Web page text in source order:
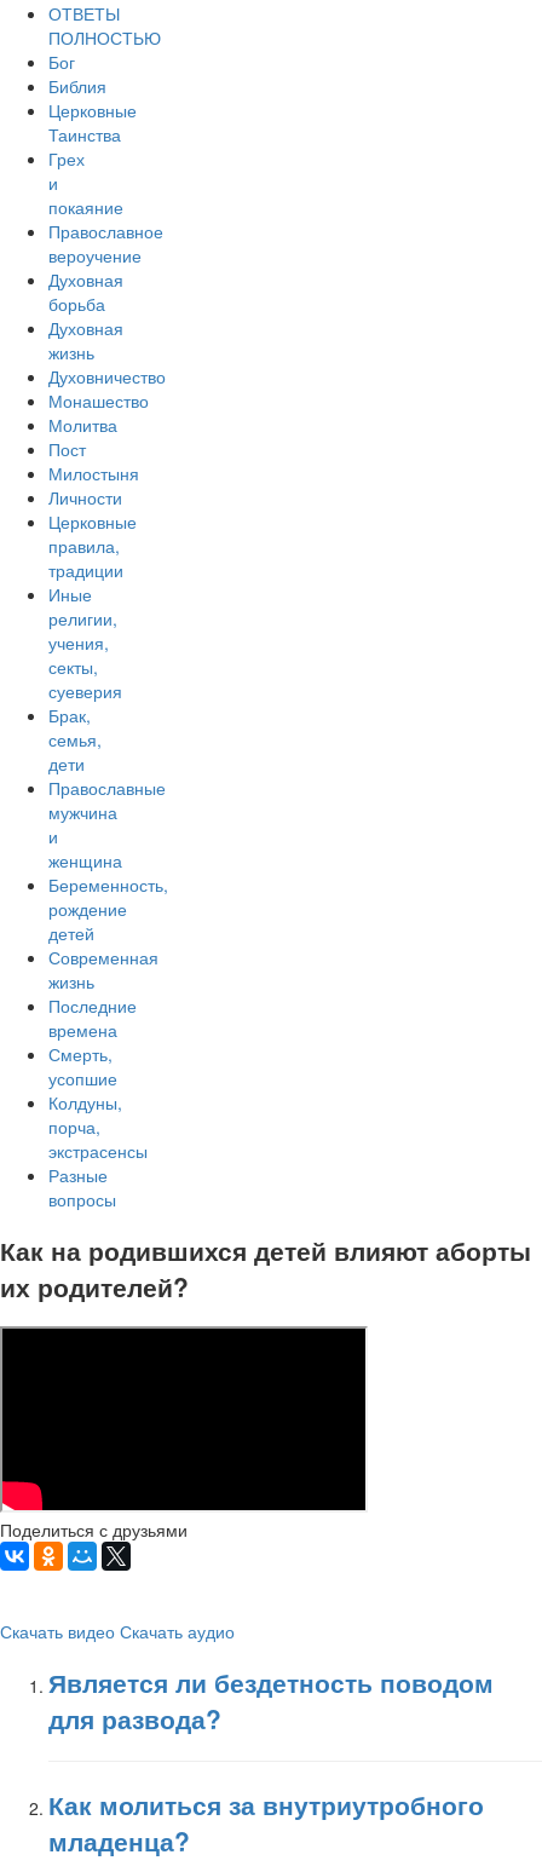
ОТВЕТЫ
ПОЛНОСТЬЮ
Бог
Библия
Церковные
Таинства
Грех
и
покаяние
Православное
вероучение
Духовная
борьба
Духовная
жизнь
Духовничество
Монашество
Молитва
Пост
Милостыня
Личности
Церковные
правила,
традиции
Иные
религии,
учения,
секты,
суеверия
Брак,
семья,
дети
Православные
мужчина
и
женщина
Беременность,
рождение
детей
Современная
жизнь
Последние
времена
Смерть,
усопшие
Колдуны,
порча,
экстрасенсы
Разные
вопросы
Как на родившихся детей влияют аборты
их родителей?
Поделиться с друзьями
Скачать видео Скачать аудио
Является ли бездетность поводом
для развода?
Как молиться за внутриутробного
младенца?